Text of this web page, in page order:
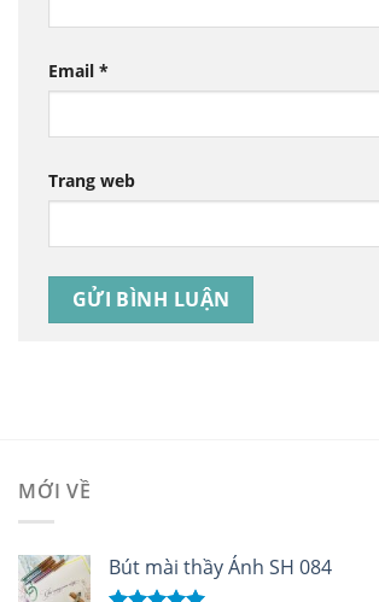
Email *
Trang web
MỚI VỀ
Bút mài thầy Ánh SH 084